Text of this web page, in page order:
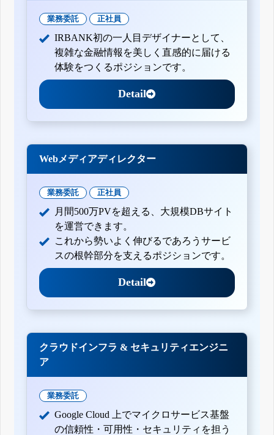
業務委託 正社員
IRBANK初の一人目デザイナーとして、
複雑な金融情報を美しく直感的に届ける
体験をつくるポジションです。
Detail
Webメディアディレクター
業務委託 正社員
月間500万PVを超える、大規模DBサイト
を運営できます。
これから勢いよく伸びるであろうサービ
スの根幹部分を支えるポジションです。
Detail
クラウドインフラ & セキュリティエンジニ
ア
業務委託
Google Cloud 上でマイクロサービス基盤
の信頼性・可用性・セキュリティを担う